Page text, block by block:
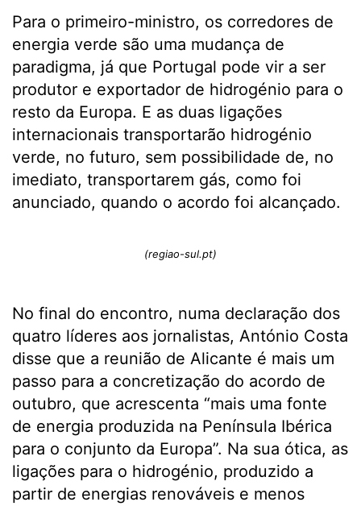
Para o primeiro-ministro, os corredores de
energia verde são uma mudança de
paradigma, já que Portugal pode vir a ser
produtor e exportador de hidrogénio para o
resto da Europa. E as duas ligações
internacionais transportarão hidrogénio
verde, no futuro, sem possibilidade de, no
imediato, transportarem gás, como foi
anunciado, quando o acordo foi alcançado.
(regiao-sul.pt)
No final do encontro, numa declaração dos
quatro líderes aos jornalistas, António Costa
disse que a reunião de Alicante é mais um
passo para a concretização do acordo de
outubro, que acrescenta “mais uma fonte
de energia produzida na Península Ibérica
para o conjunto da Europa”. Na sua ótica, as
ligações para o hidrogénio, produzido a
partir de energias renováveis e menos